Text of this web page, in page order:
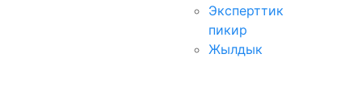
Эксперттик
пикир
Жылдык